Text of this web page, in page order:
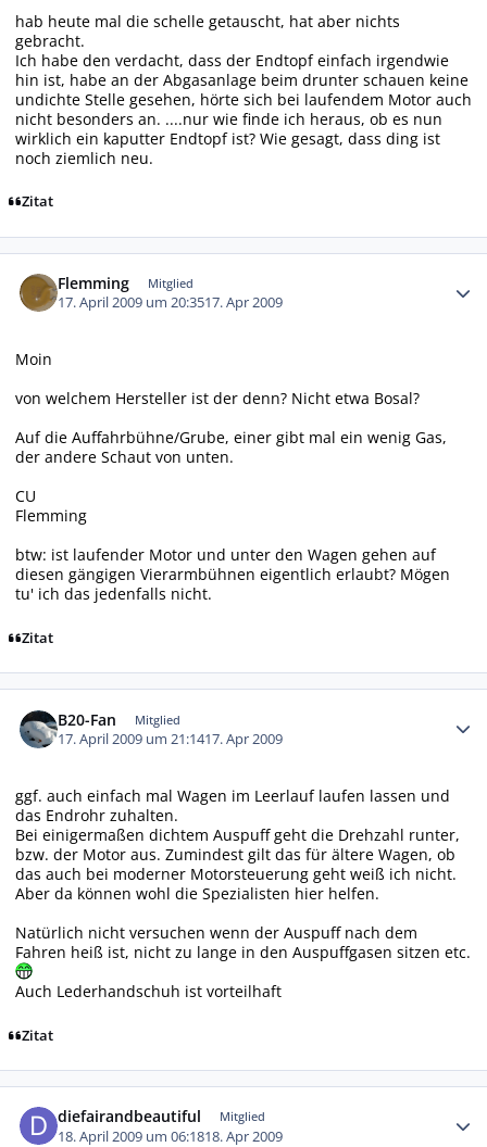
hab heute mal die schelle getauscht, hat aber nichts
gebracht.
Ich habe den verdacht, dass der Endtopf einfach irgendwie
hin ist, habe an der Abgasanlage beim drunter schauen keine
undichte Stelle gesehen, hörte sich bei laufendem Motor auch
nicht besonders an. ....nur wie finde ich heraus, ob es nun
wirklich ein kaputter Endtopf ist? Wie gesagt, dass ding ist
noch ziemlich neu.
Zitat
Flemming Mitglied
17. April 2009 um 20:3517. Apr 2009
Moin
von welchem Hersteller ist der denn? Nicht etwa Bosal?
Auf die Auffahrbühne/Grube, einer gibt mal ein wenig Gas,
der andere Schaut von unten.
CU
Flemming
btw: ist laufender Motor und unter den Wagen gehen auf
diesen gängigen Vierarmbühnen eigentlich erlaubt? Mögen
tu' ich das jedenfalls nicht.
Zitat
B20-Fan Mitglied
17. April 2009 um 21:1417. Apr 2009
ggf. auch einfach mal Wagen im Leerlauf laufen lassen und
das Endrohr zuhalten.
Bei einigermaßen dichtem Auspuff geht die Drehzahl runter,
bzw. der Motor aus. Zumindest gilt das für ältere Wagen, ob
das auch bei moderner Motorsteuerung geht weiß ich nicht.
Aber da können wohl die Spezialisten hier helfen.
Natürlich nicht versuchen wenn der Auspuff nach dem
Fahren heiß ist, nicht zu lange in den Auspuffgasen sitzen etc.
Auch Lederhandschuh ist vorteilhaft
Zitat
diefairandbeautiful Mitglied
18. April 2009 um 06:1818. Apr 2009